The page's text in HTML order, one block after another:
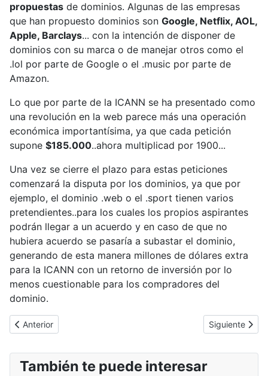
propuestas de dominios. Algunas de las empresas
que han propuesto dominios son Google, Netflix, AOL,
Apple, Barclays... con la intención de disponer de
dominios con su marca o de manejar otros como el
.lol por parte de Google o el .music por parte de
Amazon.
Lo que por parte de la ICANN se ha presentado como
una revolución en la web parece más una operación
económica importantísima, ya que cada petición
supone $185.000..ahora multiplicad por 1900...
Una vez se cierre el plazo para estas peticiones
comenzará la disputa por los dominios, ya que por
ejemplo, el dominio .web o el .sport tienen varios
pretendientes..para los cuales los propios aspirantes
podrán llegar a un acuerdo y en caso de que no
hubiera acuerdo se pasaría a subastar el dominio,
generando de esta manera millones de dólares extra
para la ICANN con un retorno de inversión por lo
menos cuestionable para los compradores del
dominio.
Artículo anterior: Publicado uno de los últimos exploits de
Anterior Artículo
Siguiente
También te puede interesar